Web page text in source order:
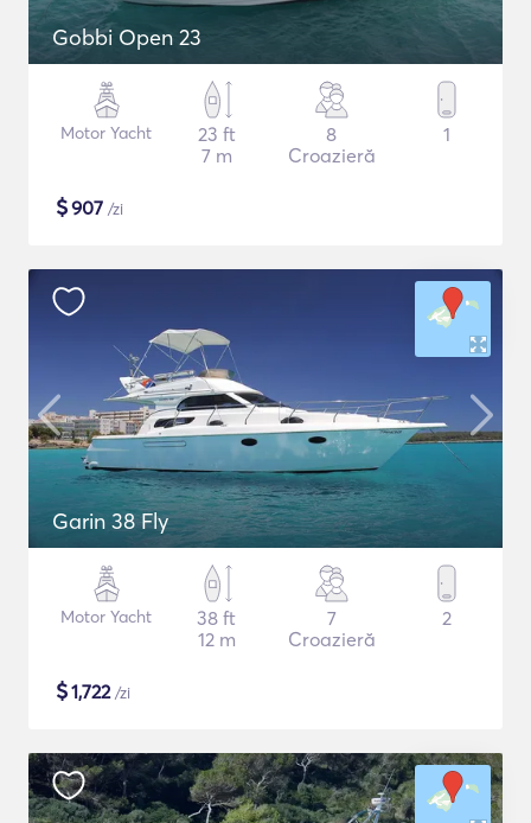
Gobbi Open 23
Motor Yacht
23 ft
7 m
8
Croazieră
1
$907 /zi
Garin 38 Fly
Motor Yacht
38 ft
12 m
7
Croazieră
2
$1,722/zi